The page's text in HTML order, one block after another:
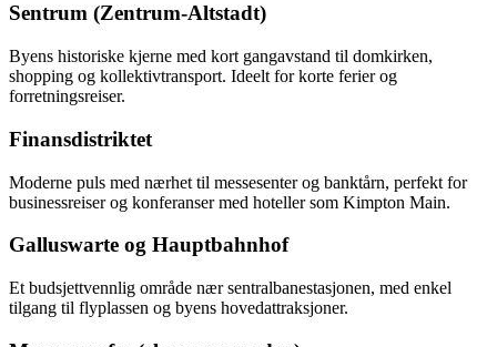
Sentrum (Zentrum-Altstadt)
Byens historiske kjerne med kort gangavstand til domkirken,
shopping og kollektivtransport. Ideelt for korte ferier og
forretningsreiser.
Finansdistriktet
Moderne puls med nærhet til messesenter og banktårn, perfekt for
businessreiser og konferanser med hoteller som Kimpton Main.
Galluswarte og Hauptbahnhof
Et budsjettvennlig område nær sentralbanestasjonen, med enkel
tilgang til flyplassen og byens hovedattraksjoner.